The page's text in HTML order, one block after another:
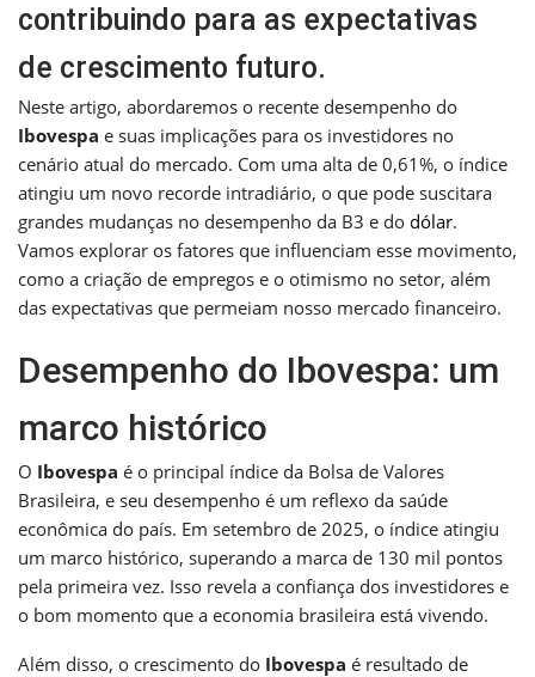
contribuindo para as expectativas
de crescimento futuro.
Neste artigo, abordaremos o recente desempenho do
Ibovespa e suas implicações para os investidores no
cenário atual do mercado. Com uma alta de 0,61%, o índice
atingiu um novo recorde intradiário, o que pode suscitara
grandes mudanças no desempenho da B3 e do dólar.
Vamos explorar os fatores que influenciam esse movimento,
como a criação de empregos e o otimismo no setor, além
das expectativas que permeiam nosso mercado financeiro.
Desempenho do Ibovespa: um
marco histórico
O Ibovespa é o principal índice da Bolsa de Valores
Brasileira, e seu desempenho é um reflexo da saúde
econômica do país. Em setembro de 2025, o índice atingiu
um marco histórico, superando a marca de 130 mil pontos
pela primeira vez. Isso revela a confiança dos investidores e
o bom momento que a economia brasileira está vivendo.
Além disso, o crescimento do Ibovespa é resultado de